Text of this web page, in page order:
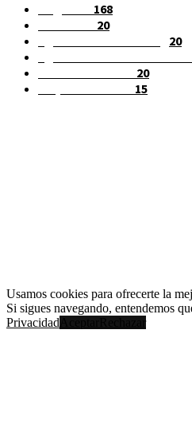
168
20
20
20
15
Usamos cookies para ofrecerte la
Si sigues navegando, entendemos
Privacidad